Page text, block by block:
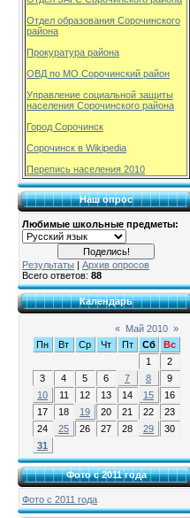
Отдел образования Сорочинского
района
Прокуратура района
ОВД по МО Сорочинский район
Управление социальной защиты
населения Сорочинского района
Город Сорочинск
Сорочинск в Wikipedia
Перепись населения 2010
Наш опрос
Любимые школьные предметы:
Результаты
Архив опросов
Всего ответов: 88
Календарь
« Май 2010 »
Пн
Вт Ср Чт Пт Сб
Вс
1
2
3
4 5 6 7 8
9
10
11 12 13 14 15
16
17
18 19 20 21 22
23
24
25 26 27 28 29
30
31
Фото с 2011 года
Фото с 2011 года